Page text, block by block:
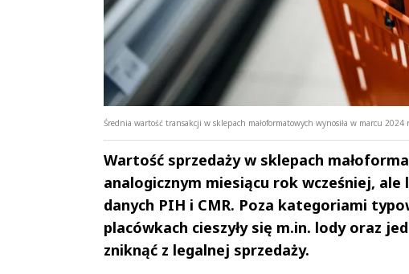
Średnia wartość transakcji w sklepach małoformatowych wynosiła w marcu 2024
Wartość sprzedaży w sklepach
analogicznym miesiącu rok wcześniej,
danych PIH i CMR. Poza kategoriami
placówkach cieszyły się m.in. lody oraz
zniknąć z legalnej sprzedaży.
Andrzej i Marta
Sterniccy
Marta i Andrzej